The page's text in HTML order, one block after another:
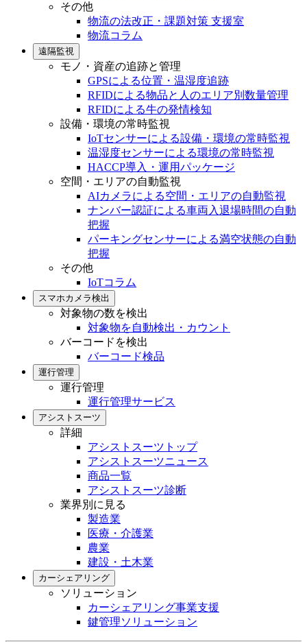
その他
物流の法改正・課題対策 支援室
物流コラム
遠隔監視
モノ・資産の追跡と管理
GPSによる位置・温湿度追跡
RFIDによる物品と人のエリア別数量管理
RFIDによる牛の発情検知
設備・環境の常時監視
IoTセンサーによる設備・環境の常時監視
温湿度センサーによる環境の常時監視
HACCP導入・運用パッケージ
空間・エリアの自動監視
AIカメラによる空間・エリアの自動監視
ナンバー認証による車両入退場時間の自動
把握
パーキングセンサーによる満空状態の自動
把握
その他
IoTコラム
スマホカメラ検出
対象物の数を検出
対象物を自動検出・カウント
バーコードを検出
バーコード検品
運行管理
運行管理
運行管理サービス
アシストスーツ
詳細
アシストスーツトップ
アシストスーツニュース
商品一覧
アシストスーツ診断
業界別に見る
製造業
医療・介護業
農業
建設・土木業
カーシェアリング
ソリューション
カーシェアリング事業支援
鍵管理ソリューション